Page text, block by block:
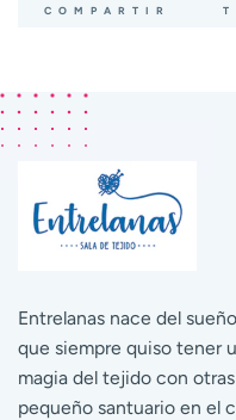
COMPARTIR
Entrelanas nace del
que siempre quiso tener
magia del tejido con
pequeño santuario en el